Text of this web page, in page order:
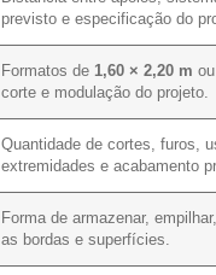
previsto e especificação do
Formatos de 1,60 × 2,20 m ou
corte e modulação do projeto.
Quantidade de cortes, furos,
extremidades e acabamento
Forma de armazenar,
as bordas e superfícies.